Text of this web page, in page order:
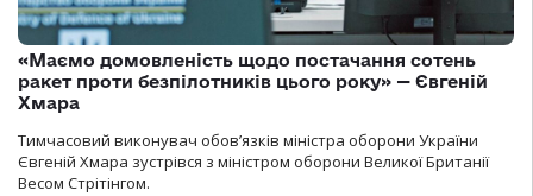
«Маємо домовленість щодо постачання сотень
ракет проти безпілотників цього року» — Євгеній
Хмара
Тимчасовий виконувач обов’язків міністра оборони України
Євгеній Хмара зустрівся з міністром оборони Великої Британії
Весом Стрітінгом.